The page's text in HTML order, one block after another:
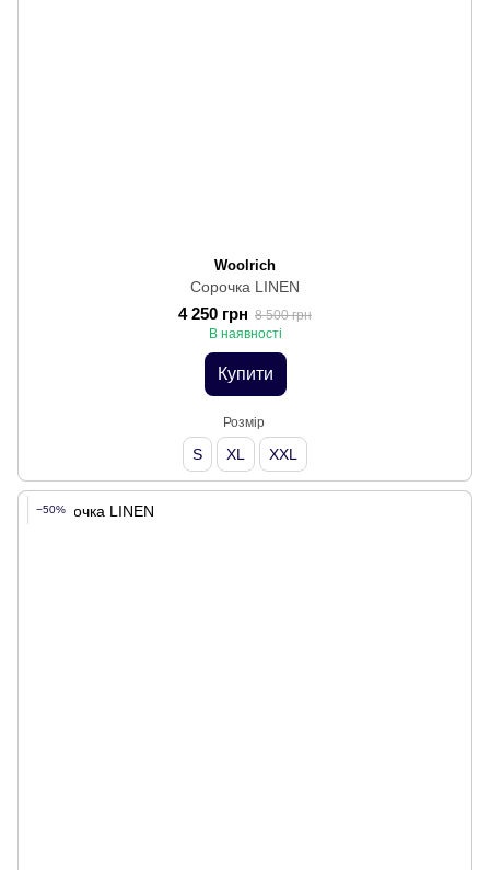
Woolrich
Сорочка LINEN
4 250 грн 8 500 грн
В наявності
Купити
Розмір
S XL XXL
−50%